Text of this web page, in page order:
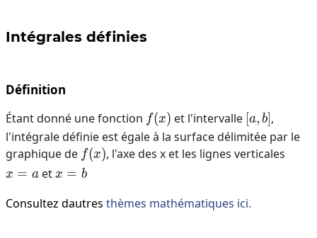
Intégrales définies
Définition
Étant donné une fonction f(x)
f(x) et l'intervalle [a,b]
[a, b ,
l'intégrale définie est égale à la surface délimitée par le
graphique de
f(x)
f(x), l'axe des x et les lignes verticales
x=a
x = aet x=b
x = b
Consultez dautres thèmes mathématiques ici.